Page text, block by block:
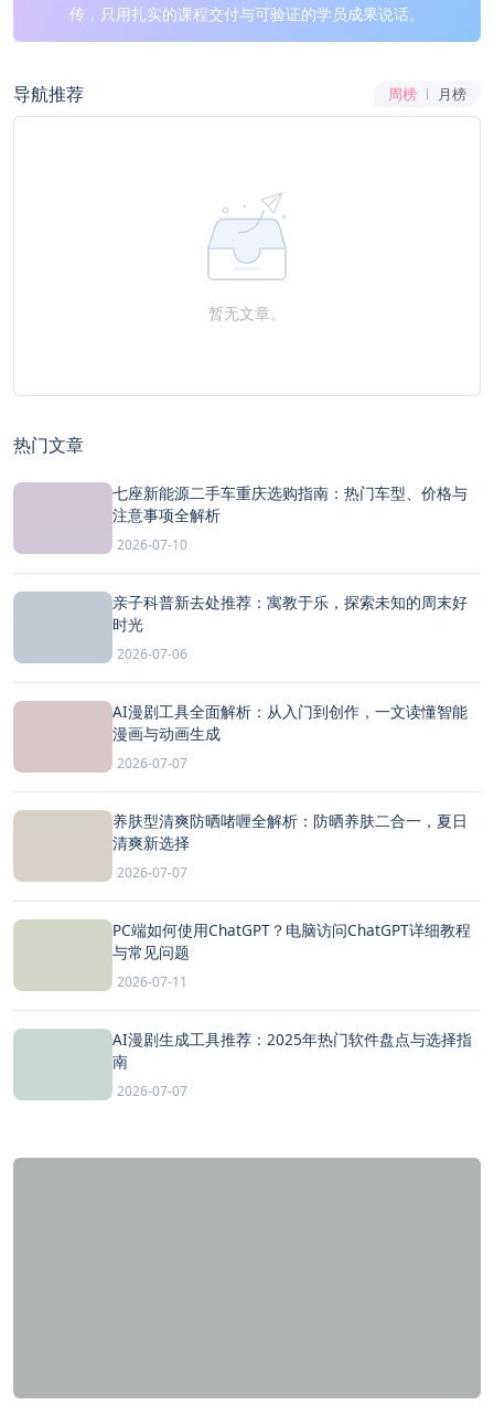
传，只用扎实的课程交付与可验证的学员成果说话。
导航推荐 周榜 月榜
暂无文章。
热门文章
七座新能源二手车重庆选购指南：热门车型、价格与
注意事项全解析
2026-07-10
亲子科普新去处推荐：寓教于乐，探索未知的周末好
时光
2026-07-06
AI漫剧工具全面解析：从入门到创作，一文读懂智能
漫画与动画生成
2026-07-07
养肤型清爽防晒啫喱全解析：防晒养肤二合一，夏日
清爽新选择
2026-07-07
PC端如何使用ChatGPT？电脑访问ChatGPT详细教程
与常见问题
2026-07-11
AI漫剧生成工具推荐：2025年热门软件盘点与选择指
南
2026-07-07